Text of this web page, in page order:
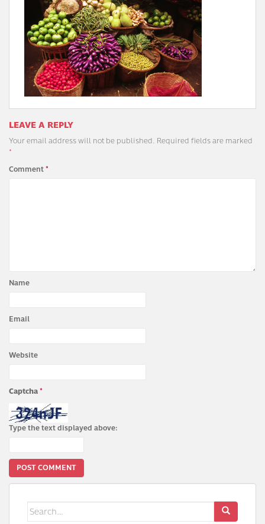
LEAVE A REPLY
Your email address will not be published. Required fields are marked
*
Comment*
Name
Email
Website
Captcha*
Type the text displayed above:
Search
for: